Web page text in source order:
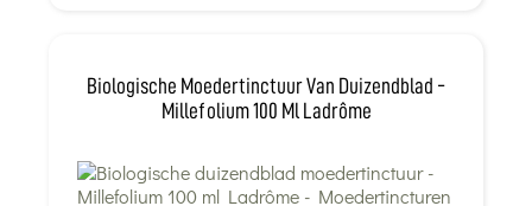
Biologische Moedertinctuur Van Duizendblad -
Millefolium 100 Ml Ladrôme